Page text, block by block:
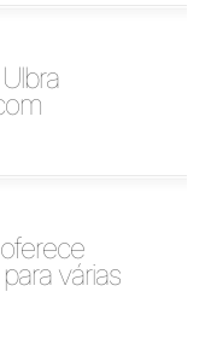
várias